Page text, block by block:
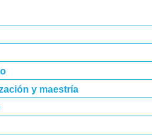
y maestría